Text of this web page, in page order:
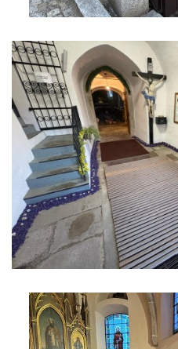
ŽIVOTOPISY SVATÝCH
DUCHOVNÍ SLOVO
ÚVAHA MĚSÍCE
INSPIRACE
M O D L I T B A
VIDEA Z NAŠÍ FARNOSTI